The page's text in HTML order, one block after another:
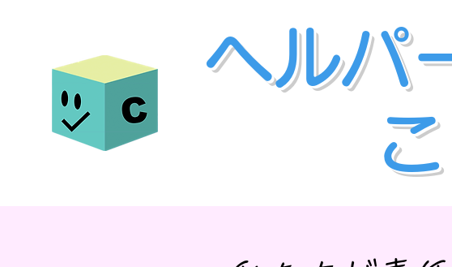
ヘルパ